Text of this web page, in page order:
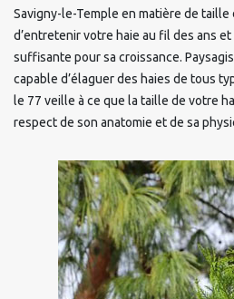
Savigny-le-Temple en matière de taille
d’entretenir votre haie au fil des ans
suffisante pour sa croissance.
capable d’élaguer des haies de tous
le 77 veille à ce que la taille de votre
respect de son anatomie et de sa